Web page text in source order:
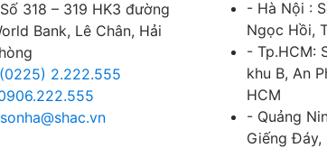
Số 318 – 319 HK3 đường
Bank, Lê Chân, Hải
(0225) 2.222.555
sonha@shac.vn
- Hà Nội :
Ngọc Hồi,
- Tp.HCM:
khu B, An
HCM
- Quảng
Giếng Đáy,